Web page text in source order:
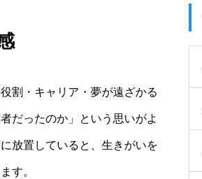
割・キャリア・夢が遠ざかる
だったのか」という思いがよ
放置していると、生きがいを
す。